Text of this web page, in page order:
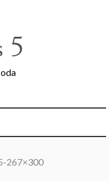
5
267×300